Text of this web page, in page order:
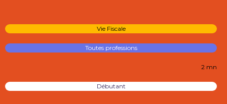
Vie Fiscale
Toutes professions
2 mn
Débutant